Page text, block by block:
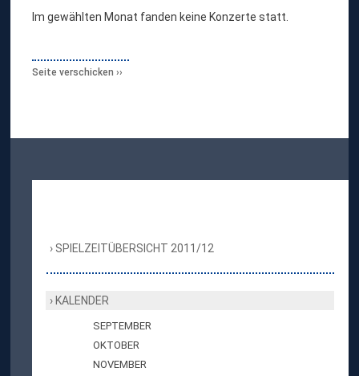
Im gewählten Monat fanden keine Konzerte statt.
Seite verschicken
SPIELZEITÜBERSICHT 2011/12
KALENDER
SEPTEMBER
OKTOBER
NOVEMBER